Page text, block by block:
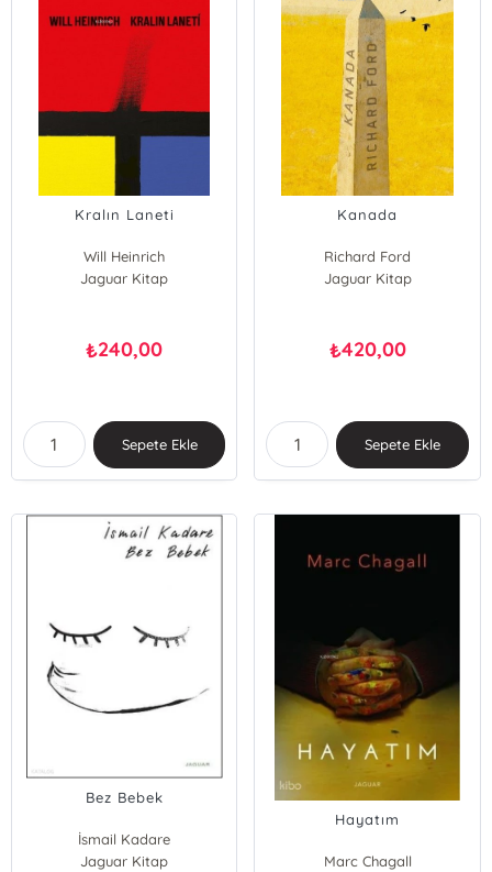
Kralın Laneti
Will Heinrich
Jaguar Kitap
₺240,00
Sepete Ekle
Kanada
Richard Ford
Jaguar Kitap
₺420,00
Sepete Ekle
Bez Bebek
İsmail Kadare
Jaguar Kitap
Hayatım
Marc Chagall